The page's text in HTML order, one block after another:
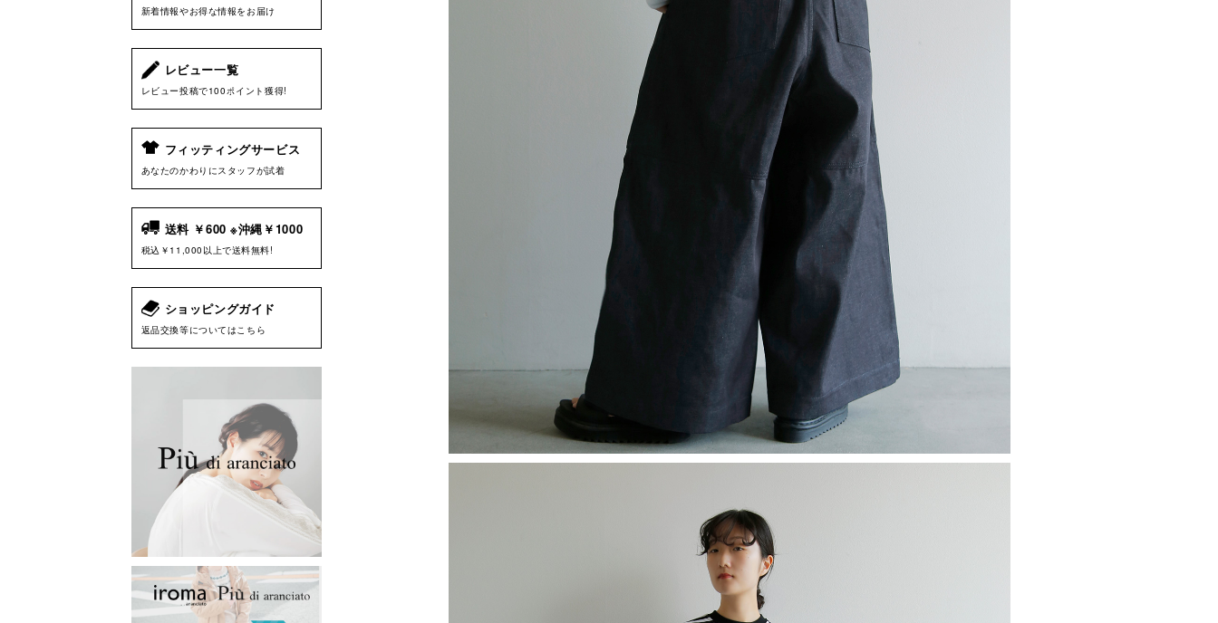
新着情報やお得な情報をお届け
レビュー一覧
レビュー投稿で100ポイント獲得!
フィッティングサービス
あなたのかわりにスタッフが試着
送料 ￥600 ※沖縄￥1000
税込￥11,000以上で送料無料!
ショッピングガイド
返品交換等についてはこちら